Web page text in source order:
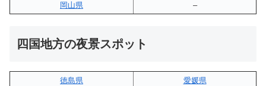
岡山県
–
四国地方の夜景スポット
徳島県
愛媛県